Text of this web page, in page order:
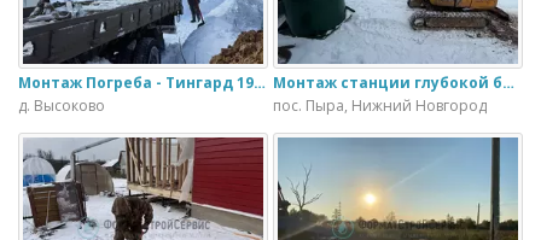
Монтаж Погреба - Тингард 1900
д. Высоково
Монтаж станции глубокой биологической очистки ИталБио - 5 с колодцем дренажным для слива воды
пос. Пыра, Нижний Новгород